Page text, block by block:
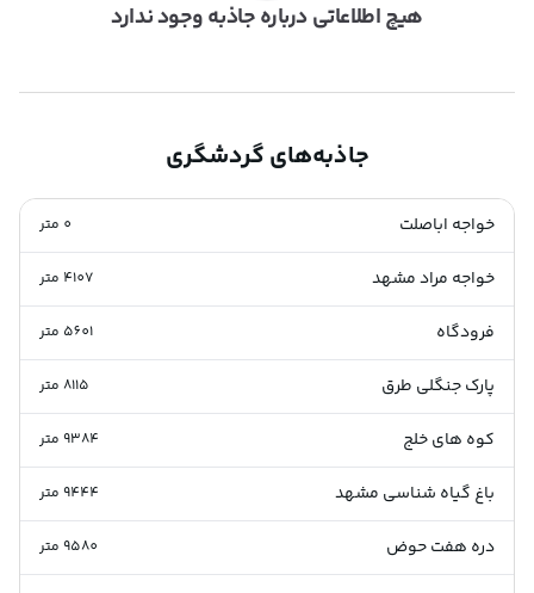
هیچ اطلاعاتی درباره جاذبه وجود ندارد
جاذبه‌های گردشگری
خواجه اباصلت 0 متر
خواجه مراد مشهد 4107 متر
فرودگاه 5601 متر
پارک جنگلی طرق 8115متر
کوه های خلج 9384متر
باغ گیاه شناسی مشهد 9444متر
دره هفت حوض 9580متر